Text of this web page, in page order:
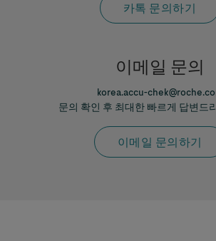
카톡 문의하기
이메일 문의
korea.accu-
문의 확인 후 최대한 빠르게 답변드
이메일 문의하기